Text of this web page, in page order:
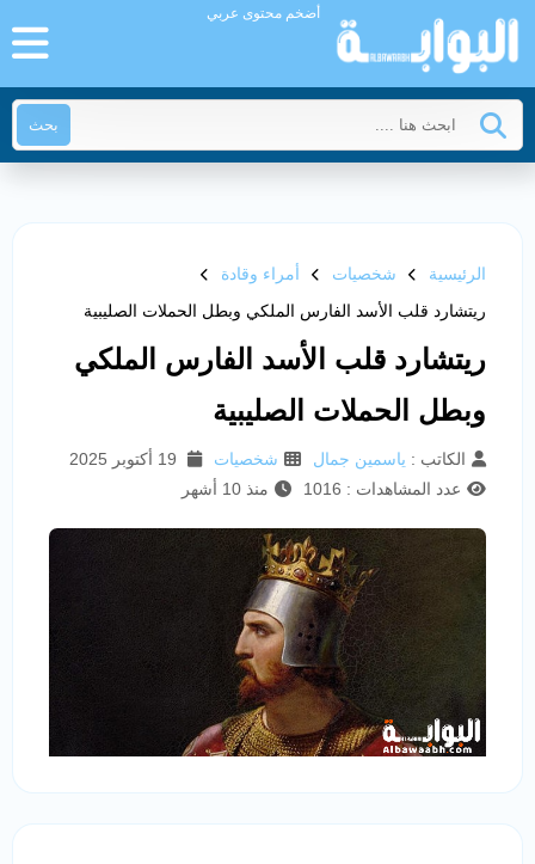
أضخم محتوى عربي
بحث
الرئيسية شخصيات
أمراء وقادة
ريتشارد قلب الأسد الفارس الملكي وبطل الحملات الصليبية
ريتشارد قلب الأسد الفارس الملكي
وبطل الحملات الصليبية
الكاتب : ياسمين جمال شخصيات
عدد المشاهدات : 1016
منذ 10 أشهر